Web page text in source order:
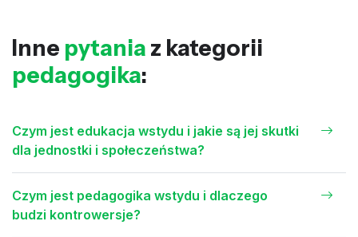
Inne pytania z kategorii
pedagogika:
Czym jest edukacja wstydu i jakie są jej skutki
dla jednostki i społeczeństwa?
Czym jest pedagogika wstydu i dlaczego
budzi kontrowersje?